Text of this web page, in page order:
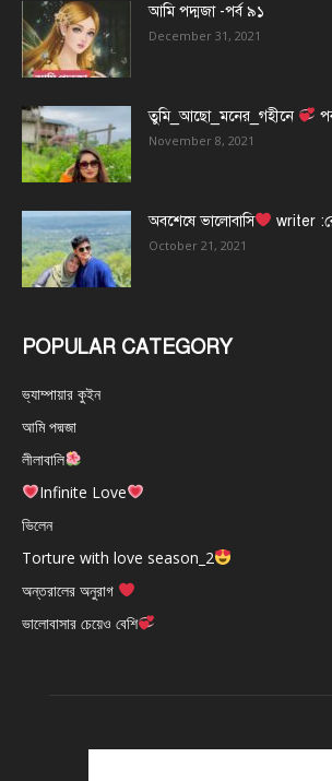
আমি পদ্মজা -পর্ব ৯১
December 31, 2021
তুমি_আছো_মনের_গহীনে
November 8, 2021
অবশেষে ভালোবাসি writer
October 21, 2021
POPULAR CATEGORY
ভ্যাম্পায়ার কুইন
আমি পদ্মজা
লীলাবালি
Infinite Love
ভিলেন
Torture with love season_2
অন্তরালের অনুরাগ
ভালোবাসার চেয়েও বেশি